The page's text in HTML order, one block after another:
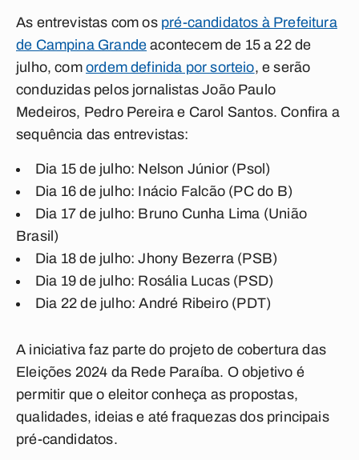
As entrevistas com os pré-candidatos à Prefeitura
de Campina Grande acontecem de 15 a 22 de
julho, com ordem definida por sorteio, e serão
conduzidas pelos jornalistas João Paulo
Medeiros, Pedro Pereira e Carol Santos. Confira a
sequência das entrevistas:
Dia 15 de julho: Nelson Júnior (Psol)
Dia 16 de julho: Inácio Falcão (PC do B)
Dia 17 de julho: Bruno Cunha Lima (União
Brasil)
Dia 18 de julho: Jhony Bezerra (PSB)
Dia 19 de julho: Rosália Lucas (PSD)
Dia 22 de julho: André Ribeiro (PDT)
A iniciativa faz parte do projeto de cobertura das
Eleições 2024 da Rede Paraíba. O objetivo é
permitir que o eleitor conheça as propostas,
qualidades, ideias e até fraquezas dos principais
pré-candidatos.